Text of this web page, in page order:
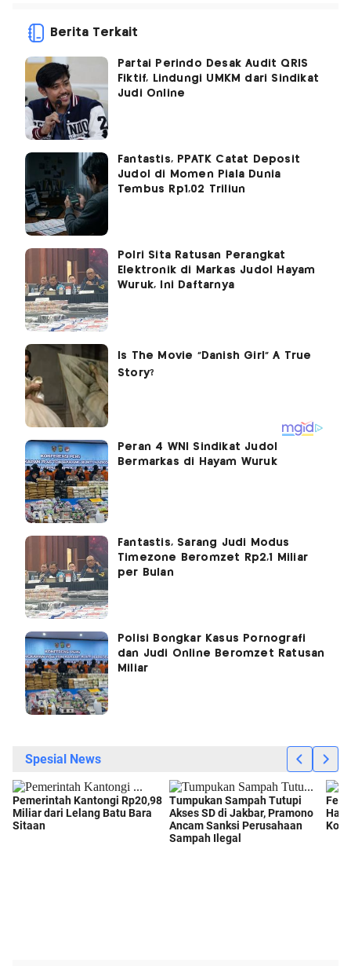
Berita Terkait
Partai Perindo Desak Audit QRIS
Fiktif, Lindungi UMKM dari Sindikat
Judi Online
Fantastis, PPATK Catat Deposit
Judol di Momen Piala Dunia
Tembus Rp1,02 Triliun
Polri Sita Ratusan Perangkat
Elektronik di Markas Judol Hayam
Wuruk, Ini Daftarnya
Peran 4 WNI Sindikat Judol
Bermarkas di Hayam Wuruk
Fantastis, Sarang Judi Modus
Timezone Beromzet Rp2,1 Miliar
per Bulan
Polisi Bongkar Kasus Pornografi
dan Judi Online Beromzet Ratusan
Miliar